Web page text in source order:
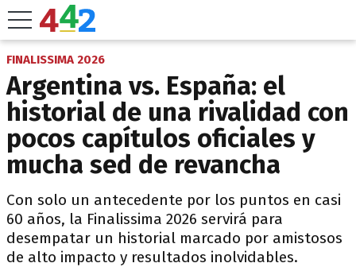
FINALISSIMA 2026
Argentina vs. España: el
historial de una rivalidad con
pocos capítulos oficiales y
mucha sed de revancha
Con solo un antecedente por los puntos en casi
60 años, la Finalissima 2026 servirá para
desempatar un historial marcado por amistosos
de alto impacto y resultados inolvidables.